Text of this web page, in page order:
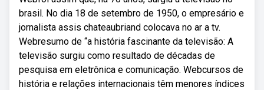
brasil. No dia 18 de setembro de 1950, o empresário e
jornalista assis chateaubriand colocava no ar a tv.
Webresumo de “a história fascinante da televisão: A
televisão surgiu como resultado de décadas de
pesquisa em eletrônica e comunicação. Webcursos de
história e relações internacionais têm menores índices